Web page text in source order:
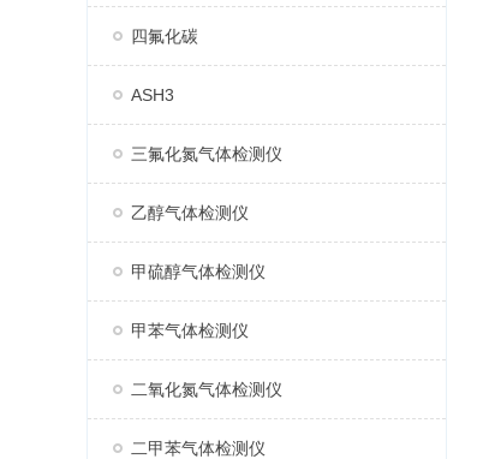
四氟化碳
ASH3
三氟化氮气体检测仪
乙醇气体检测仪
甲硫醇气体检测仪
甲苯气体检测仪
二氧化氮气体检测仪
二甲苯气体检测仪